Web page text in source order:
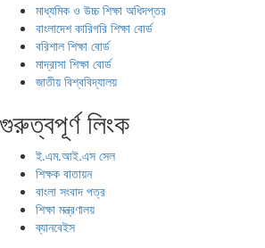
মাধ্যমিক ও উচ্চ শিক্ষা অধিদপ্তর
বাংলাদেশ কারিগরি শিক্ষা বোর্ড
বরিশাল শিক্ষা বোর্ড
মাদ্রাসা শিক্ষা বোর্ড
জাতীয় বিশ্ববিদ্যালয়
গুরুত্বপূর্ণ লিংক
ই.এম.আই.এস সেল
শিক্ষক বাতায়ন
বাংলা সংবাদ পত্র
শিক্ষা মন্ত্রণালয়
ব্যানবেইস